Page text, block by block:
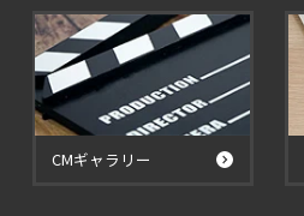
CMギャラリー